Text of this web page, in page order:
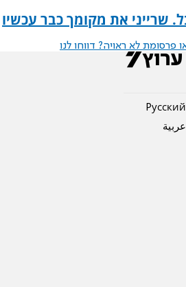
שרייני את מקומך כבר עכשיו
לא ראויה? דווחו לנו
Pусский
عربية